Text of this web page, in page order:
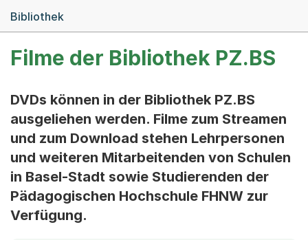
Bibliothek
Filme der Bibliothek PZ.BS
DVDs können in der Bibliothek PZ.BS
ausgeliehen werden. Filme zum Streamen
und zum Download stehen Lehrpersonen
und weiteren Mitarbeitenden von Schulen
in Basel-Stadt sowie Studierenden der
Pädagogischen Hochschule FHNW zur
Verfügung.